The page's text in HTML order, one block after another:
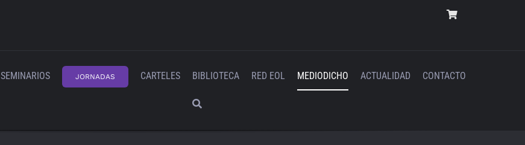
SEMINARIOS JORNADAS CARTELES BIBLIOTECA RED EOL MEDIODICHO ACTUALIDAD CONTACTO